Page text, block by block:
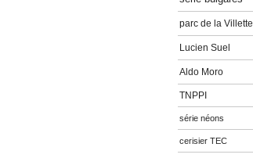
parc de la Villette
Lucien Suel
Aldo Moro
TNPPI
série néons
cerisier TEC